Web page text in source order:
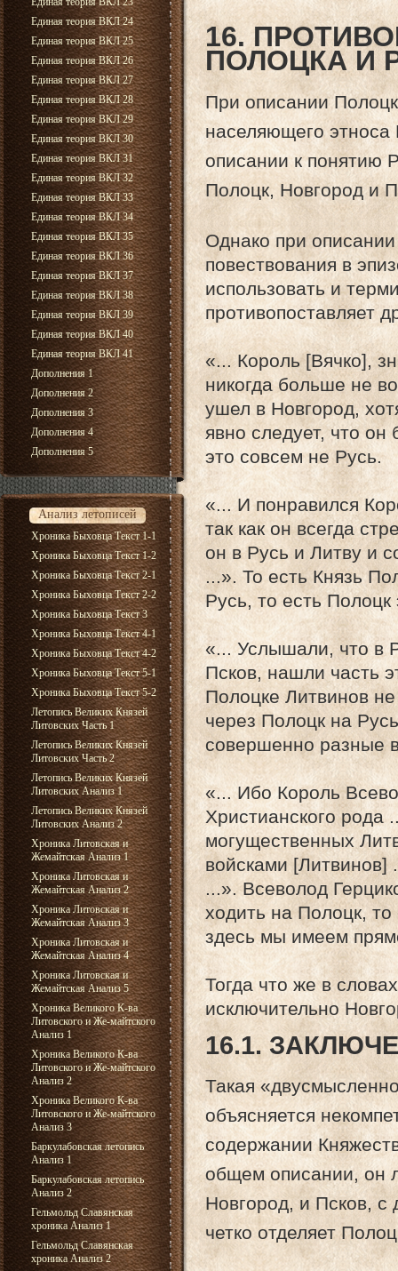
Единая теория ВКЛ 24
Единая теория ВКЛ 25
Единая теория ВКЛ 26
Единая теория ВКЛ 27
Единая теория ВКЛ 28
Единая теория ВКЛ 29
Единая теория ВКЛ 30
Единая теория ВКЛ 31
Единая теория ВКЛ 32
Единая теория ВКЛ 33
Единая теория ВКЛ 34
Единая теория ВКЛ 35
Единая теория ВКЛ 36
Единая теория ВКЛ 37
Единая теория ВКЛ 38
Единая теория ВКЛ 39
Единая теория ВКЛ 40
Единая теория ВКЛ 41
Дополнения 1
Дополнения 2
Дополнения 3
Дополнения 4
Дополнения 5
Анализ летописей
Хроника Быховца Текст 1-1
Хроника Быховца Текст 1-2
Хроника Быховца Текст 2-1
Хроника Быховца Текст 2-2
Хроника Быховца Текст 3
Хроника Быховца Текст 4-1
Хроника Быховца Текст 4-2
Хроника Быховца Текст 5-1
Хроника Быховца Текст 5-2
Летопись Великих Князей
Литовских Часть 1
Летопись Великих Князей
Литовских Часть 2
Летопись Великих Князей
Литовских Анализ 1
Летопись Великих Князей
Литовских Анализ 2
Хроника Литовская и
Жемайтская Анализ 1
Хроника Литовская и
Жемайтская Анализ 2
Хроника Литовская и
Жемайтская Анализ 3
Хроника Литовская и
Жемайтская Анализ 4
Хроника Литовская и
Жемайтская Анализ 5
Хроника Великого К-ва
Литовского и Же-майтского
Анализ 1
Хроника Великого К-ва
Литовского и Же-майтского
Анализ 2
Хроника Великого К-ва
Литовского и Же-майтского
Анализ 3
Баркулабовская летопись
Анализ 1
Баркулабовская летопись
Анализ 2
Гельмольд Славянская
хроника Анализ 1
Гельмольд Славянская
хроника Анализ 2
16.
ПОЛОЦКА И
При описании
населяющего
описании к понятию
Полоцк, Новгород и
Однако при
повествования в
использовать и
противопоставляет
«... Король [Вячко],
никогда больше не
ушел в Новгород,
явно следует, что
это совсем не Русь.
«... И понравился
так как он всегда
он в Русь и Литву и
...». То есть Князь
Русь, то есть
«... Услышали, что в
Псков, нашли часть
Полоцке Литвинов
через Полоцк на
совершенно разные
«... Ибо Король
Христианского рода
могущественных
войсками
...». Всеволод
ходить на Полоцк,
здесь мы имеем
Тогда что же в
исключительно
16.1.
Такая
объясняется
содержании
общем описании, он
Новгород, и Псков, с
четко отделяет